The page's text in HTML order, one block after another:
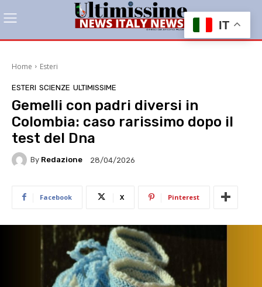
Home Esteri
ESTERI SCIENZE ULTIMISSIME
Gemelli con padri diversi in
Colombia: caso rarissimo dopo il
test del Dna
By Redazione 28/04/2026
Facebook X Pinterest
IT